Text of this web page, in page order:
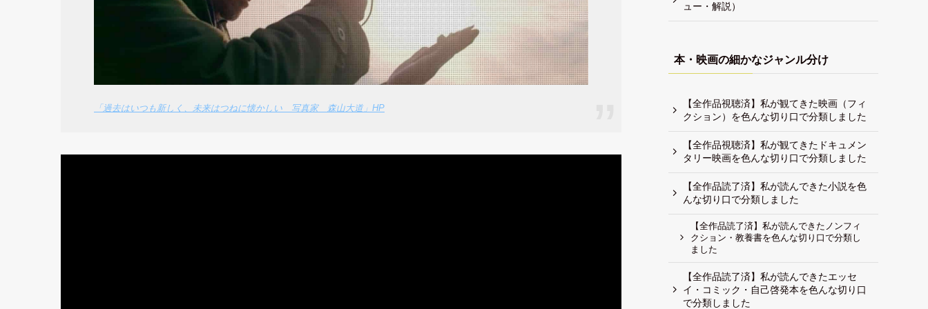
「過去はいつも新しく、未来はつねに懐かしい 写真家 森山大道」HP
ュー・解説）
本・映画の細かなジャンル分け
【全作品視聴済】私が観てきた映画（フィ
クション）を色んな切り口で分類しました
【全作品視聴済】私が観てきたドキュメン
タリー映画を色んな切り口で分類しました
【全作品読了済】私が読んできた小説を色
んな切り口で分類しました
【全作品読了済】私が読んできたノンフィ
クション・教養書を色んな切り口で分類し
ました
【全作品読了済】私が読んできたエッセ
イ・コミック・自己啓発本を色んな切り口
で分類しました